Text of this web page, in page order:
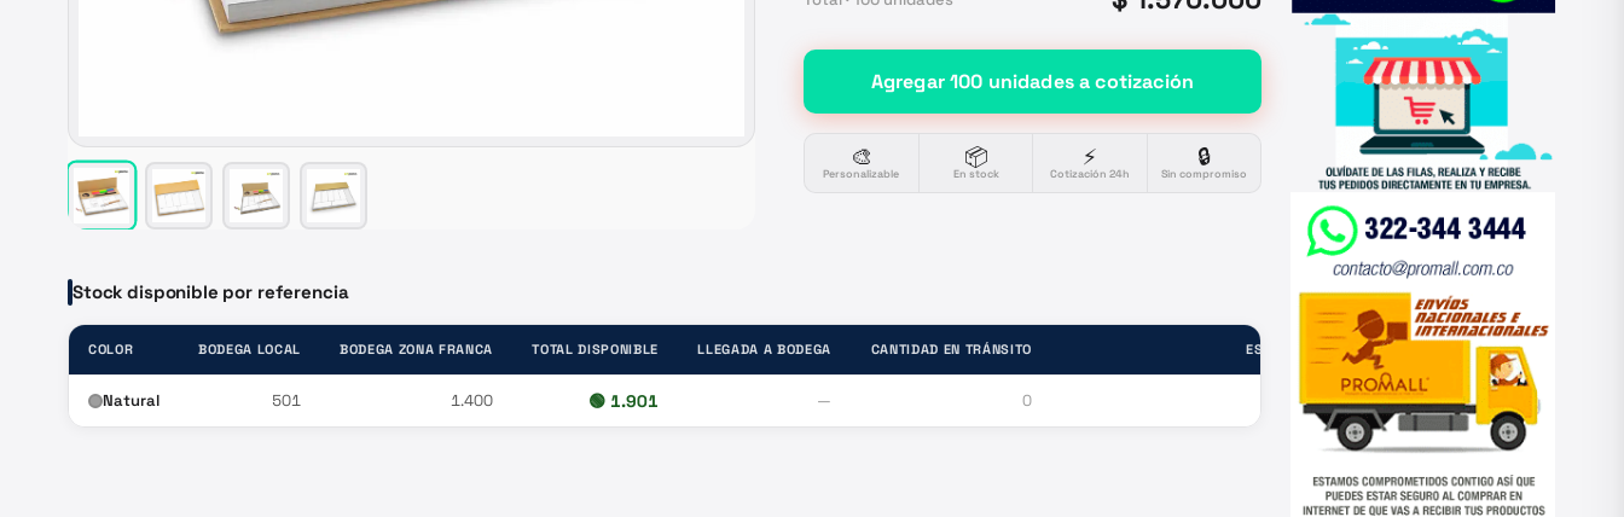
Agregar100 unidadesa cotización
🎨
Personalizable
📦
En stock
⚡
Cotización 24h
🔒
Sin compromiso
Stock disponible por referencia
COLOR BODEGA LOCAL BODEGA ZONA FRANCA TOTAL DISPONIBLE LLEGADA A BODEGA CANTIDAD EN TRÁNSITO ESTADO
Natural 501 1.400 🟢 1.901 — 0